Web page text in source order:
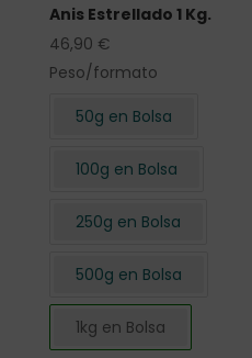
Anis Estrellado 1 Kg.
46,90 €
Peso/formato
50g en Bolsa
100g en Bolsa
250g en Bolsa
500g en Bolsa
1kg en Bolsa